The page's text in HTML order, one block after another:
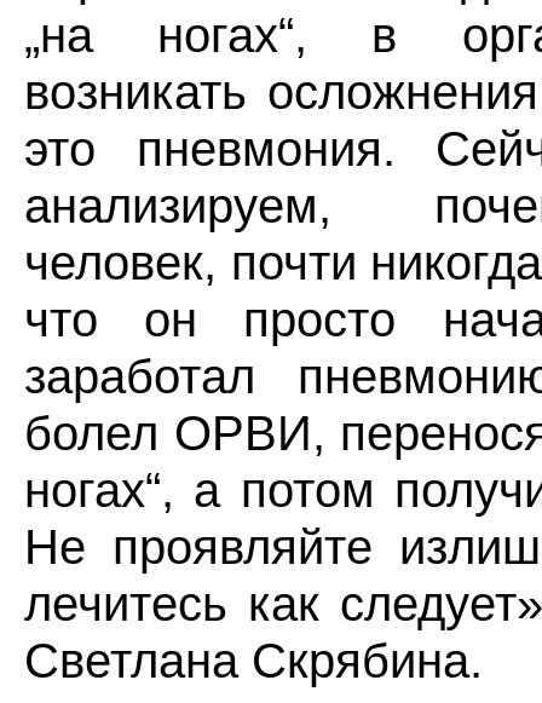
„на ногах“, в
возникать
это пневмония.
анализируем,
человек, почти
что он просто
заработал
болел ОРВИ,
ногах“, а потом
Не проявляйте
лечитесь как
Светлана Скрябина.